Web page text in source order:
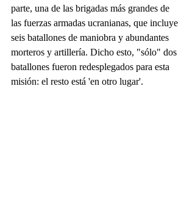
parte, una de las brigadas más grandes de
las fuerzas armadas ucranianas, que incluye
seis batallones de maniobra y abundantes
morteros y artillería. Dicho esto, "sólo" dos
batallones fueron redesplegados para esta
misión: el resto está 'en otro lugar'.